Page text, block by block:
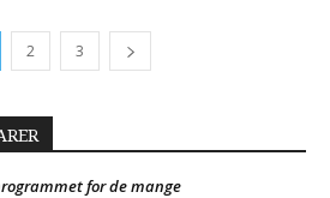
2 3
for de mange